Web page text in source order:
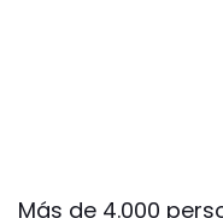
Más de 4.000